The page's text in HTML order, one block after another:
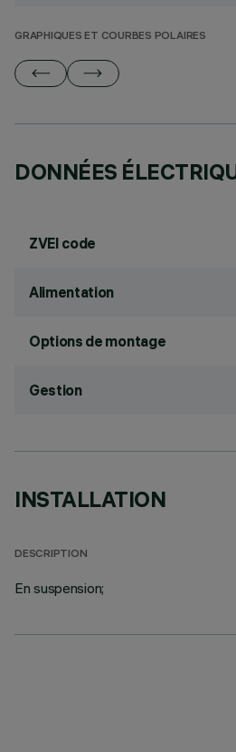
GRAPHIQUES ET COURBES POLAIRES
DONNÉES
ZVEI code
Alimentation
Options de montage
Gestion
INSTALLATION
DESCRIPTION
En suspension;